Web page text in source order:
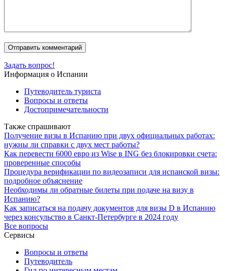
Задать вопрос!
Информация о Испании
Путеводитель туриста
Вопросы и ответы
Достопримечательности
Также спрашивают
Получение визы в Испанию при двух официальных работах:
нужны ли справки с двух мест работы?
Как перевести 6000 евро из Wise в ING без блокировки счета:
проверенные способы
Процедура верификации по видеозаписи для испанской визы:
подробное объяснение
Необходимы ли обратные билеты при подаче на визу в
Испанию?
Как записаться на подачу документов для визы D в Испанию
через консульство в Санкт-Петербурге в 2024 году
Все вопросы
Сервисы
Вопросы и ответы
Путеводитель